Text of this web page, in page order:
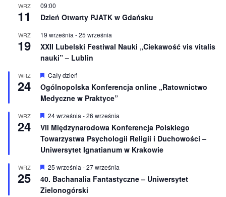
n
o
e
WRZ
11
09:00
Dzień Otwarty PJATK w Gdańsku
WRZ
19
19 września -25 września
XXII Lubelski Festiwal Nauki „Ciekawość vis vitalis
nauki” – Lublin
WRZ
24
W
r
ó
n
i
o
n
e
Cały dzień
Ogólnopolska Konferencja online „Ratownictwo
Medyczne w Praktyce”
WRZ
24
W
y
r
ó
ż
n
i
o
n
e
24 września -26 września
VII Międzynarodowa Konferencja Polskiego
Towarzystwa Psychologii Religii i Duchowości –
Uniwersytet Ignatianum w Krakowie
WRZ
25
W
r
ó
25 września -27 września
40. Bachanalia Fantastyczne – Uniwersytet
Zielonogórski